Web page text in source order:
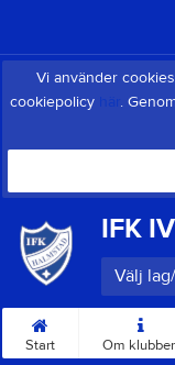
Vi använder
cookiepolicy här.
IFK
Välj
Start Om